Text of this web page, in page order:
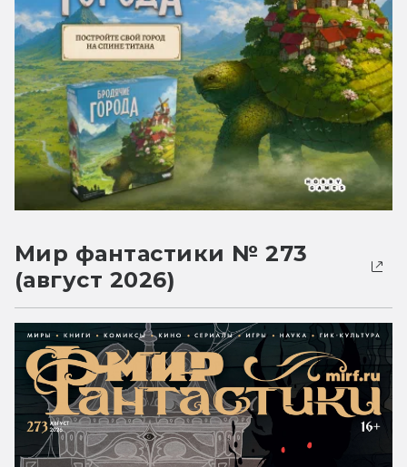
Мир фантастики № 273
(август 2026)